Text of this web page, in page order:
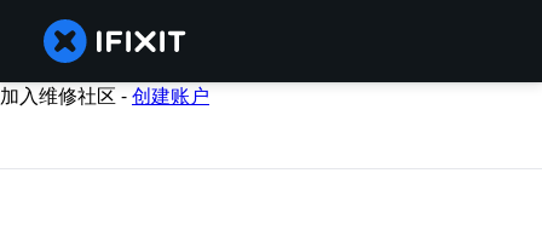
加入维修社区 -创建账户